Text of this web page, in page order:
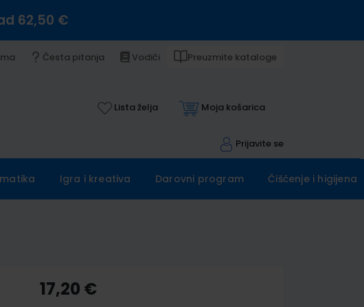
62,50 €
Česta pitanja Vodiči Preuzmite kataloge
Lista želja Moja košarica
Prijavite se
Igra i kreativa Darovni program Čišćenje i higijena
17,20 €